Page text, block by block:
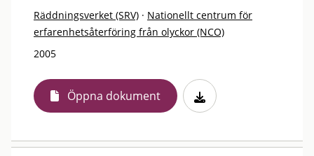
Räddningsverket (SRV) · Nationellt centrum för
erfarenhetsåterföring från olyckor (NCO)
2005
Öppna dokument